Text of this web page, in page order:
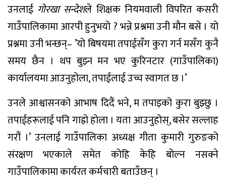
उनलाई गोरखा सन्देशले शिक्षक नियमवाली विपरित कसरी
गाउँपालिकामा आरपी हुनुभयो ? भन्ने प्रश्नमा उनी मौन बसे । यो
प्रश्नमा उनी भन्छन्– ’यो बिषयमा तपाईसँग कुरा गर्न मसँग कुनै
समय छैन । थप बुझ्न मन भए कुरिनटार (गाउँपालिका)
कार्यालयमा आउनुहोला, तपाईलाई उच्च स्वागत छ ।’
उनले आश्वासनको आभाष दिदैं भने, म तपाइको कुरा बुझ्छु ।
तपाईहरूलाई पनि गाह्रो होला । यता आउनुहोस्, बसेर सल्लाह
गरौं ।’ उनलाई गाउँपालिका अध्यक्ष गीता कुमारी गुरुङको
संरक्षण भएकाले समेत कोहि केहि बोल्न नसक्ने
गाउँपालिकामा कार्यरत कर्मचारी बताउँछन् ।